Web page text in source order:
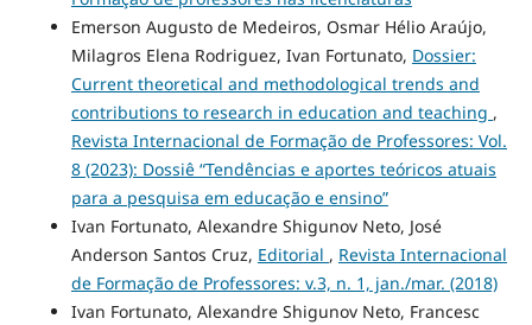
Emerson Augusto de Medeiros, Osmar Hélio Araújo,
Milagros Elena Rodriguez, Ivan Fortunato, Dossier:
Current theoretical and methodological trends and
contributions to research in education and teaching ,
Revista Internacional de Formação de Professores: Vol.
8 (2023): Dossiê “Tendências e aportes teóricos atuais
para a pesquisa em educação e ensino”
Ivan Fortunato, Alexandre Shigunov Neto, José
Anderson Santos Cruz, Editorial , Revista Internacional
de Formação de Professores: v.3, n. 1, jan./mar. (2018)
Ivan Fortunato, Alexandre Shigunov Neto, Francesc